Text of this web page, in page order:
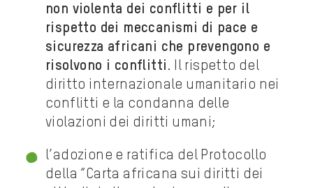
non violenta dei conflitti e per il
rispetto dei meccanismi di pace e
sicurezza africani che prevengono e
risolvono i conflitti . Il rispetto del
diritto internazionale umanitario nei
conflitti e la condanna delle
violazioni dei diritti umani;
l’adozione e ratifica del Protocollo
della “Carta africana sui diritti dei